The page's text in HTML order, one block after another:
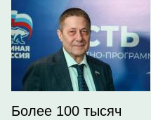
Более 100 тысяч